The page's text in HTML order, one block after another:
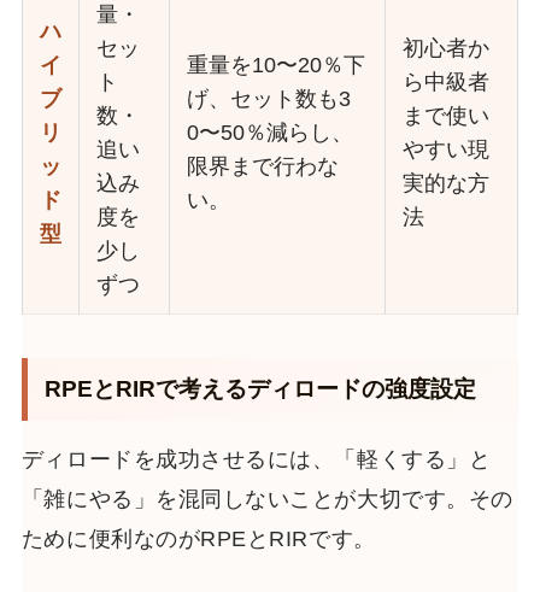
ハ
イ
ブ
リ
ッ
ド
型
量・
セッ
ト
数・
追い
込み
度を
少し
ずつ
重量を10〜20％下
げ、セット数も3
0〜50％減らし、
限界まで行わな
い。
初心者か
ら中級者
まで使い
やすい現
実的な方
法
RPEとRIRで考えるディロードの強度設定
ディロードを成功させるには、「軽くする」と
「雑にやる」を混同しないことが大切です。その
ために便利なのがRPEとRIRです。